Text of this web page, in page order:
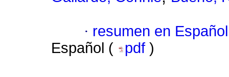
· resumen en Español
Español (
pdf )